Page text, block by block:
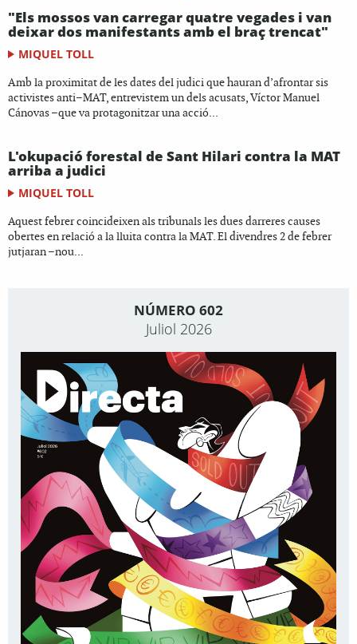
"Els mossos van carregar quatre vegades i van
deixar dos manifestants amb el braç trencat"
MIQUEL TOLL
Amb la proximitat de les dates del judici que hauran d’afrontar sis
activistes anti–MAT, entrevistem un dels acusats, Víctor Manuel
Cánovas –que va protagonitzar una acció...
L'okupació forestal de Sant Hilari contra la MAT
arriba a judici
MIQUEL TOLL
Aquest febrer coincideixen als tribunals les dues darreres causes
obertes en relació a la lluita contra la MAT. El divendres 2 de febrer
jutjaran –nou...
NÚMERO 602
Juliol 2026